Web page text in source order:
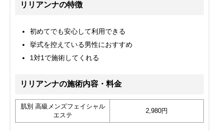
リリアンナの特徴
初めてでも安心して利用できる
挙式を控えている男性におすすめ
1対1で施術してくれる
リリアンナの施術内容・料金
肌別 高級メンズフェイシャル
エステ
2,980円